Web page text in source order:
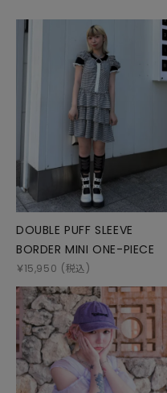
DOUBLE PUFF SLEEVE
BORDER MINI ONE-PIECE
￥15,950 (税込)